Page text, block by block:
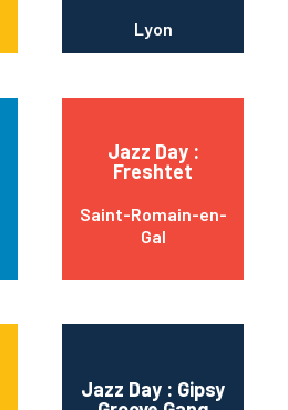
Lyon
Jazz Day :
Freshtet
Saint-Romain-en-
Gal
Jazz Day : Gipsy